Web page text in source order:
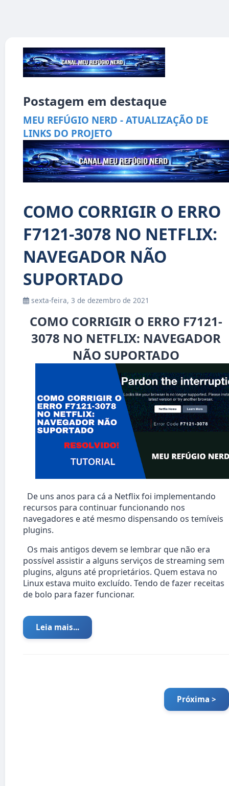
Postagem em destaque
MEU REFÚGIO NERD - ATUALIZAÇÃO DE
LINKS DO PROJETO
COMO CORRIGIR O ERRO
F7121-3078 NO NETFLIX:
NAVEGADOR NÃO
SUPORTADO
sexta-feira, 3 de dezembro de 2021
COMO CORRIGIR O ERRO F7121-
3078 NO NETFLIX: NAVEGADOR
NÃO SUPORTADO
De uns anos para cá a Netflix foi implementando
recursos para continuar funcionando nos
navegadores e até mesmo dispensando os temíveis
plugins.
Os mais antigos devem se lembrar que não era
possível assistir a alguns serviços de streaming sem
plugins, alguns até proprietários. Quem estava no
Linux estava muito excluído. Tendo de fazer receitas
de bolo para fazer funcionar.
Leia mais...
Próxima >